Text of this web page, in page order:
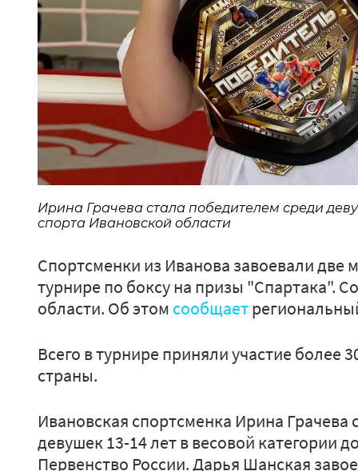
Ирина Грачева стала победителем среди
спорта Ивановской области
Спортсменки из Иванова завоевали
турнире по боксу на призы "Спартака".
области. Об этом сообщает
Всего в турнире приняли участие более
страны.
Ивановская спортсменка Ирина Грачева
девушек 13-14 лет в весовой категории
Первенство России. Дарья Шанская